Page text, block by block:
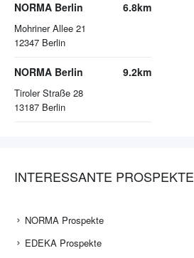
NORMA Berlin
Mohriner Allee 21
12347 Berlin
6.8km
NORMA Berlin
Tiroler Straße 28
13187 Berlin
9.2km
INTERESSANTE PROSPEKTE
NORMA Prospekte
EDEKA Prospekte